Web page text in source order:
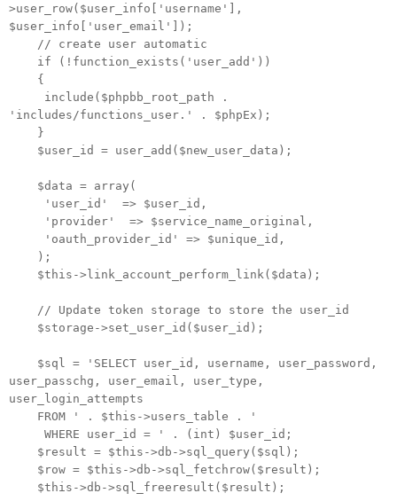
>user_row($user_info['username'],
$user_info['user_email']);
// create user automatic
if (!function_exists('user_add'))
{
include($phpbb_root_path .
'includes/functions_user.' . $phpEx);
}
$user_id = user_add($new_user_data);
$data = array(
'user_id'
=> $user_id,
'provider'
=> $service_name_original,
'oauth_provider_id'
=> $unique_id,
);
$this->link_account_perform_link($data);
// Update token storage to store the user_id
$storage->set_user_id($user_id);
$sql = 'SELECT user_id, username, user_password,
user_passchg, user_email, user_type,
user_login_attempts
FROM ' . $this->users_table . '
WHERE user_id = ' . (int) $user_id;
$result = $this->db->sql_query($sql);
$row = $this->db->sql_fetchrow($result);
$this->db->sql_freeresult($result);